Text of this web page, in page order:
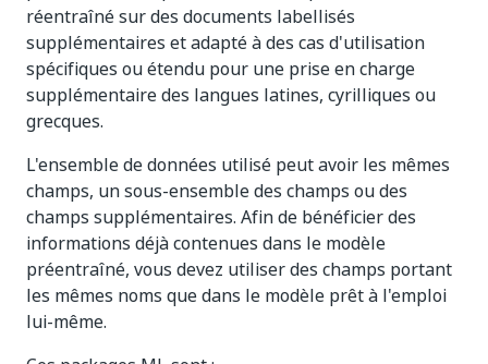
réentraîné sur des documents labellisés
supplémentaires et adapté à des cas d'utilisation
spécifiques ou étendu pour une prise en charge
supplémentaire des langues latines, cyrilliques ou
grecques.
L'ensemble de données utilisé peut avoir les mêmes
champs, un sous-ensemble des champs ou des
champs supplémentaires. Afin de bénéficier des
informations déjà contenues dans le modèle
préentraîné, vous devez utiliser des champs portant
les mêmes noms que dans le modèle prêt à l'emploi
lui-même.